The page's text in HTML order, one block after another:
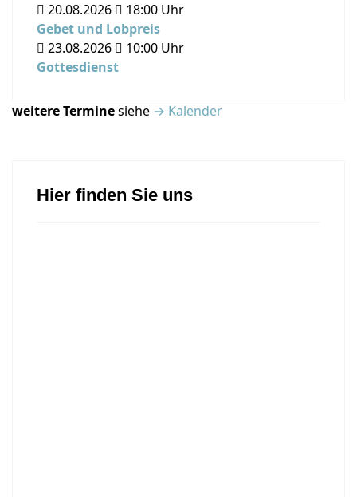
20.08.2026
18:00 Uhr
Gebet und Lobpreis
23.08.2026
10:00 Uhr
Gottesdienst
weitere Terminesiehe → Kalender
Hier finden Sie uns